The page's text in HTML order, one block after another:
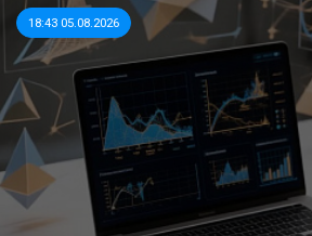
18:43 05.08.2026